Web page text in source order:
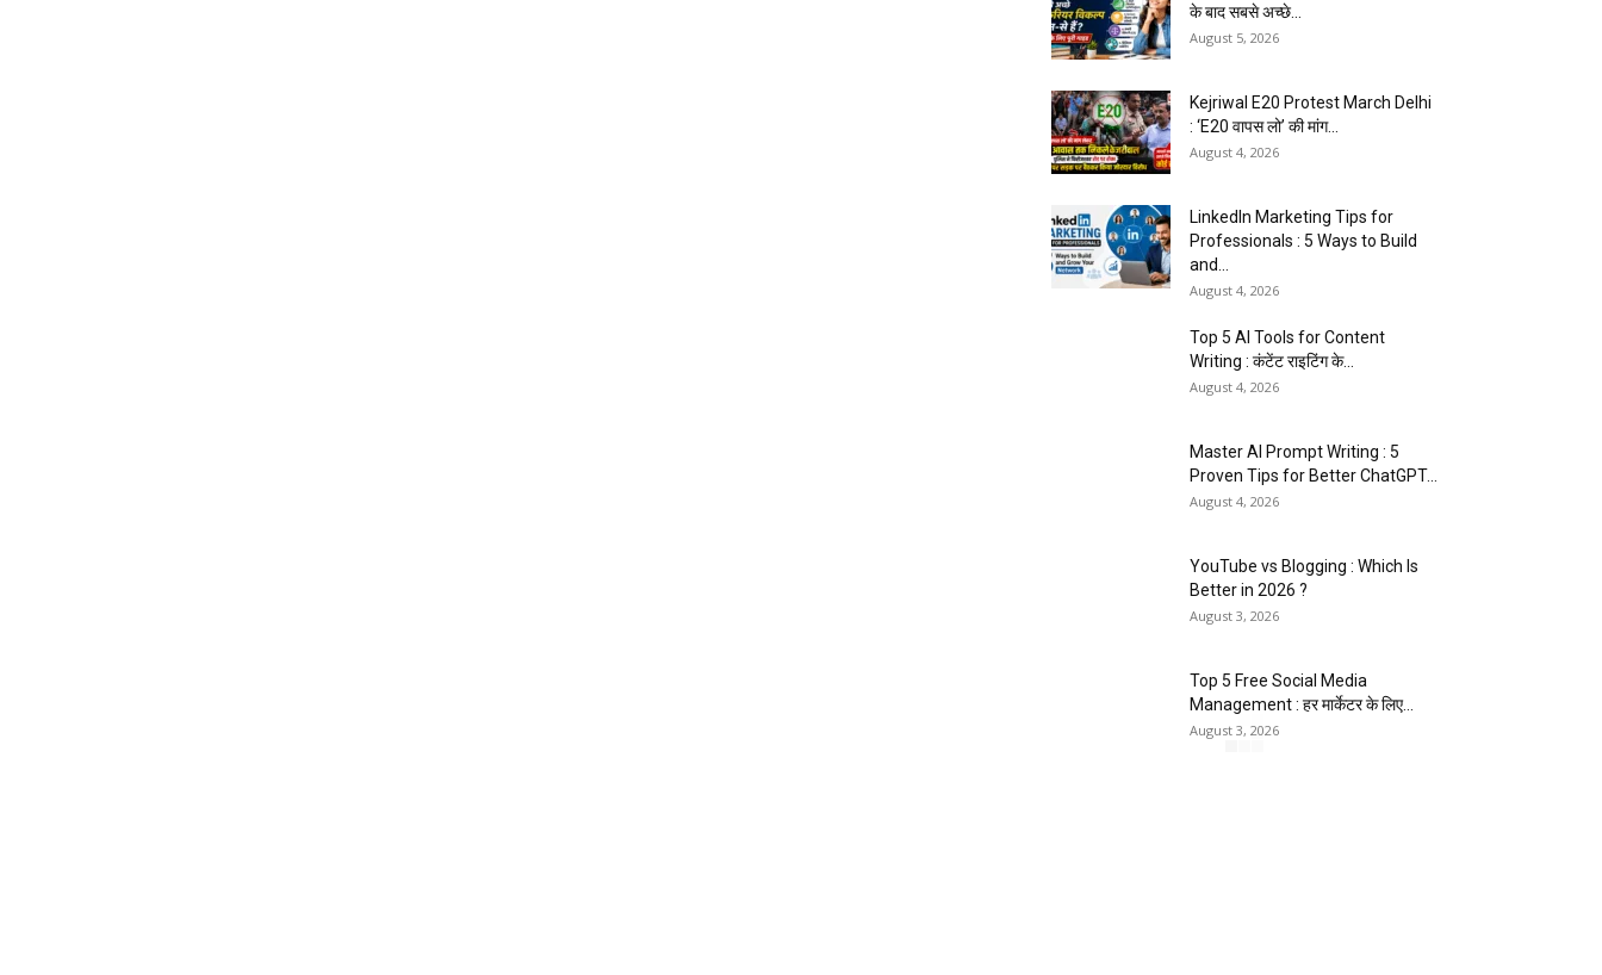
के बाद सबसे अच्छे...
August 5, 2026
Kejriwal E20 Protest March Delhi
: ‘E20 वापस लो’ की मांग...
August 4, 2026
LinkedIn Marketing Tips for
Professionals : 5 Ways to Build
and...
August 4, 2026
Top 5 AI Tools for Content
Writing : कंटेंट राइटिंग के...
August 4, 2026
Master AI Prompt Writing : 5
Proven Tips for Better ChatGPT...
August 4, 2026
YouTube vs Blogging : Which Is
Better in 2026 ?
August 3, 2026
Top 5 Free Social Media
Management : हर मार्केटर के लिए...
August 3, 2026